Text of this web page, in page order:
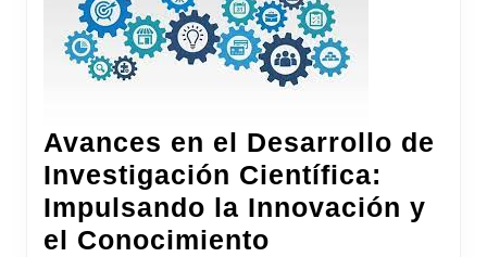
Avances en el Desarrollo de
Investigación Científica:
Impulsando la Innovación y
el Conocimiento